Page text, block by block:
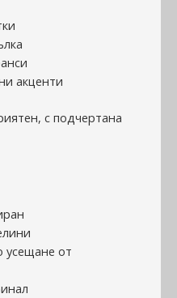
акценти
с подчертана
усещане от